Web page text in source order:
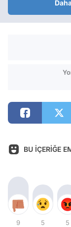
BU İÇERİĞE
9 5 5